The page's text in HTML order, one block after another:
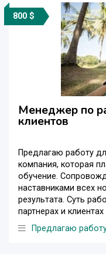
800 $
Менеджер по
клиентов
Предлагаю работу
компания, которая
обучение.
наставниками всех
результата. Суть
партнерах и
Предлагаю